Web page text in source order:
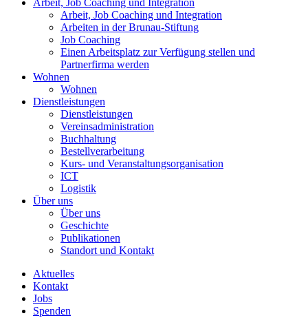
Arbeit, Job Coaching und Integration
Arbeit, Job Coaching und Integration
Arbeiten in der Brunau-Stiftung
Job Coaching
Einen Arbeitsplatz zur Verfügung stellen und
Partnerfirma werden
Wohnen
Wohnen
Dienstleistungen
Dienstleistungen
Vereinsadministration
Buchhaltung
Bestellverarbeitung
Kurs- und Veranstaltungsorganisation
ICT
Logistik
Über uns
Über uns
Geschichte
Publikationen
Standort und Kontakt
Aktuelles
Kontakt
Jobs
Spenden